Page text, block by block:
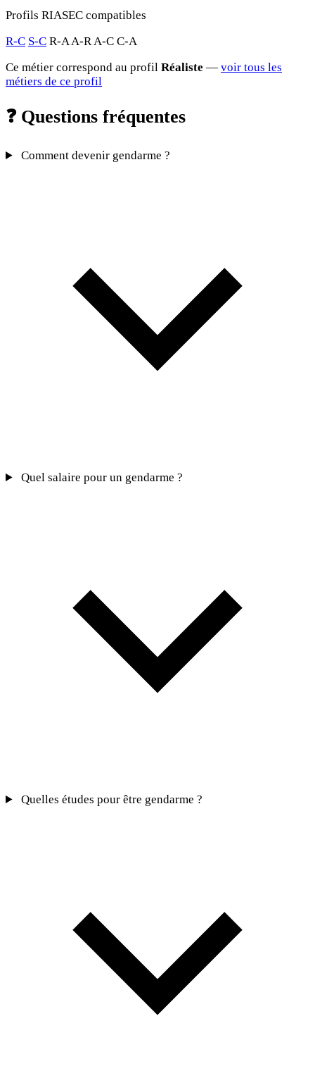
Profils RIASEC compatibles
R-C S-C R-A A-R A-C C-A
Ce métier correspond au profil Réaliste — voir tous les
métiers de ce profil
❓Questions fréquentes
Comment devenir gendarme ?
Quel salaire pour un gendarme ?
Quelles études pour être gendarme ?